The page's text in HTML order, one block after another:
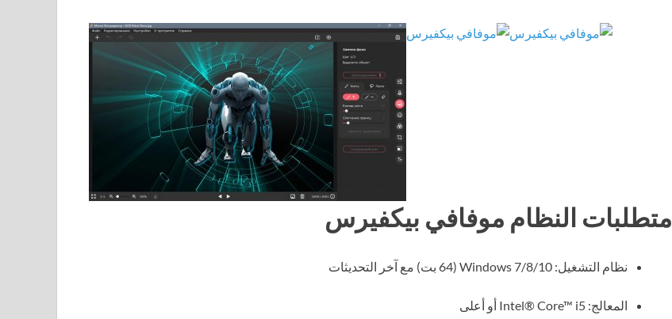
متطلبات النظام موفافي بيكفيرس
نظام التشغيل: Windows 7/8/10 (64 بت) مع آخر التحديثات
المعالج: Intel® Core™ i5 أو أعلى